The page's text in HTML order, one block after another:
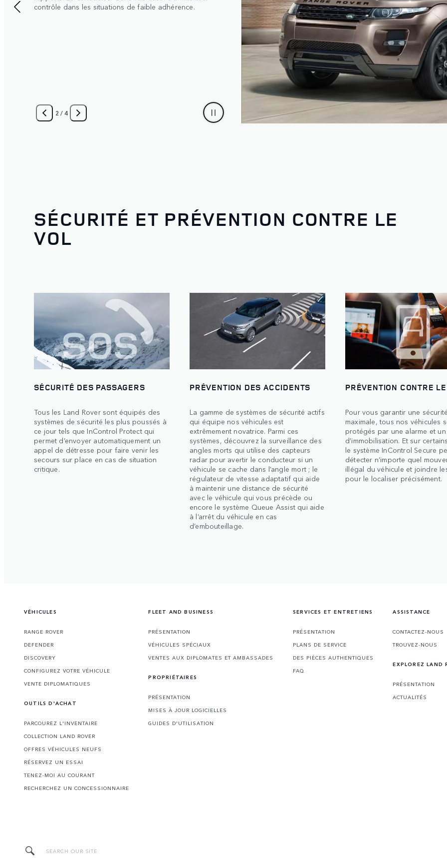
3 /4
SÉCURITÉ ET PRÉVENTION CONTRE LE
VOL
SÉCURITÉ DES PASSAGERS
Tous les Land Rover sont équipés des
systèmes de sécurité les plus poussés à
ce jour tels que InControl Protect qui
permet d’envoyer automatiquement un
appel de détresse pour faire venir les
secours sur place en cas de situation
critique.
PRÉVENTION DES ACCIDENTS
La gamme de systèmes de sécurité actifs
qui équipe nos véhicules est
extrêmement novatrice. Parmi ces
systèmes, découvrez la surveillance des
angles morts qui utilise des capteurs
radar pour avertir le conducteur si un
véhicule se cache dans l’angle mort ; le
régulateur de vitesse adaptatif qui aide
à maintenir une distance de sécurité
avec le véhicule qui vous précède ou
encore le système Queue Assist qui aide
à l’arrêt du véhicule en cas
d’embouteillage.
PRÉVENTION CONTRE
Pour vous garantir une sécurité
maximale, tous nos véhicules
protégés par une alarme et un
d’immobilisation. Et sur
le système InControl Secure
détecter n’importe quel
illégal du véhicule et joindre
pour le localiser précisément.
VÉHICULES
RANGE ROVER
DEFENDER
DISCOVERY
CONFIGUREZ VOTRE VÉHICULE
VENTE DIPLOMATIQUES
OUTILS D'ACHAT
PARCOUREZ L'INVENTAIRE
COLLECTION LAND ROVER
OFFRES VÉHICULES NEUFS
RÉSERVEZ UN ESSAI
TENEZ-MOI AU COURANT
RECHERCHEZ UN CONCESSIONNAIRE
FLEET AND BUSINESS
PRÉSENTATION
VÉHICULES SPÉCIAUX
VENTES AUX DIPLOMATES ET AMBASSADES
PROPRIÉTAIRES
PRÉSENTATION
MISES À JOUR LOGICIELLES
GUIDES D'UTILISATION
SERVICES ET ENTRETIENS
PRÉSENTATION
PLANS DE SERVICE
DES PIÈCES AUTHENTIQUES
FAQ
ASSISTANCE
CONTACTEZ-NOUS
TROUVEZ-NOUS
EXPLOREZ LAND
PRÉSENTATION
ACTUALITÉS